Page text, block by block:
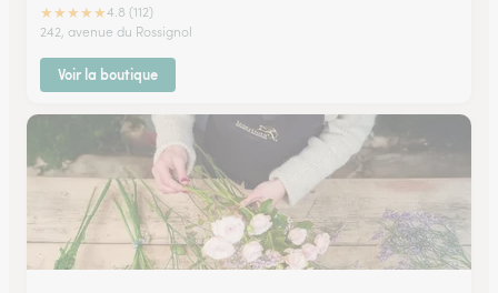
★★★★★4.8 (112)
242, avenue du Rossignol
Voir la boutique